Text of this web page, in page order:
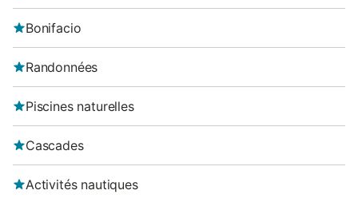
Bonifacio
Randonnées
Piscines naturelles
Cascades
Activités nautiques